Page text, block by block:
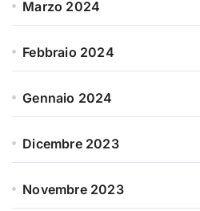
Marzo 2024
Febbraio 2024
Gennaio 2024
Dicembre 2023
Novembre 2023